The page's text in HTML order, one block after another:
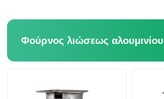
Φούρνος λιώσεως αλουμινίου